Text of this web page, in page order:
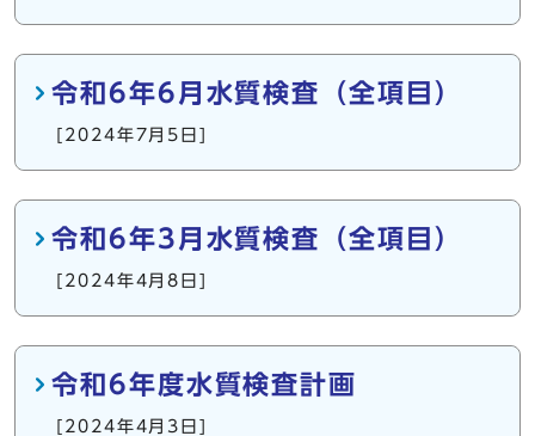
令和6年6月水質検査（全項目）
[2024年7月5日]
令和6年3月水質検査（全項目）
[2024年4月8日]
令和6年度水質検査計画
[2024年4月3日]